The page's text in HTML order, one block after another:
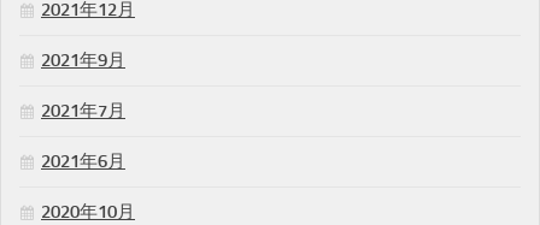
2021年12月
2021年9月
2021年7月
2021年6月
2020年10月